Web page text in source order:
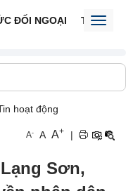
ĐỐI NGOẠI THÔNG
hoạt động
A- A A+ |
Sơn,